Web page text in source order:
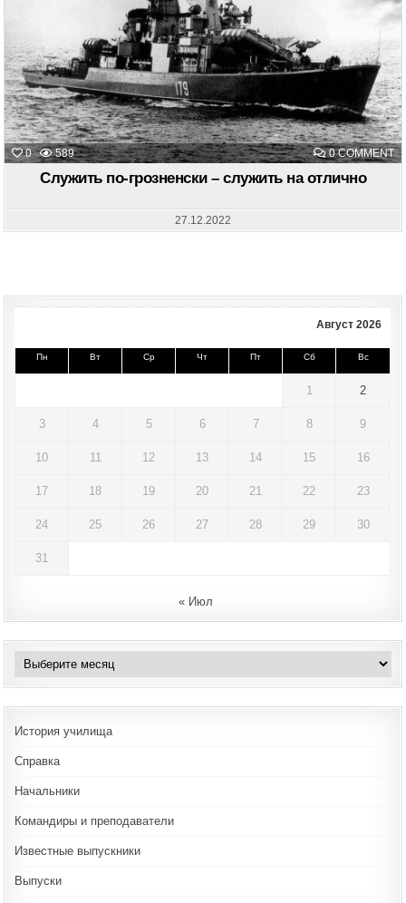
0 589 0 COMMENT
Служить по-грозненски – служить на отлично
27.12.2022
Август 2026
Пн Вт Ср Чт Пт Сб Вс
1 2
3 4 5 6 7 8 9
10 11 12 13 14 15 16
17 18 19 20 21 22 23
24 25 26 27 28 29 30
31
« Июл
Архивы
История училища
Справка
Начальники
Командиры и преподаватели
Известные выпускники
Выпуски